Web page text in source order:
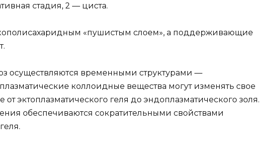
стадия, 2 — циста.
«пушистым слоем», а поддерживающие
осуществляются временными структурами —
коллоидные вещества могут изменять свое
от эктоплазматического геля до эндоплазматического золя.
обеспечиваются сократительными свойствами